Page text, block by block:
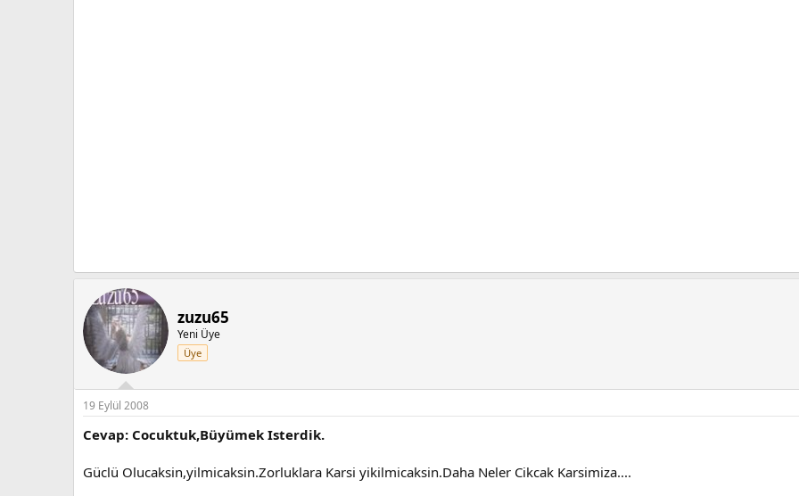
zuzu65
Yeni Üye
Üye
19 Eylül 2008
Cevap: Cocuktuk,Büyümek Isterdik.
Güclü Olucaksin,yilmicaksin.Zorluklara Karsi yikilmicaksin.Daha Neler Cikcak Karsimiza....